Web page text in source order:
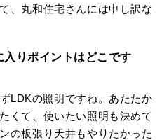
、丸和住宅さんには申し訳な
りポイントはどこです
LDKの照明ですね。あたたか
くて、使いたい照明も決めて
の板張り天井もやりたかった